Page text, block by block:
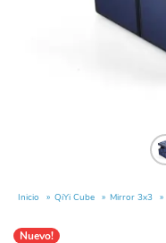
Inicio QiYi Cube Mirror 3x3
Nuevo!